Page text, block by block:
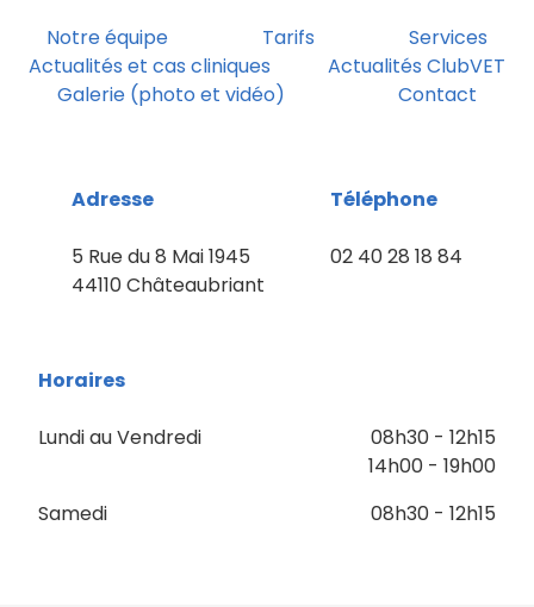
Notre équipe Tarifs
Services
Actualités et cas cliniques
Actualités ClubVET
Galerie (photo et vidéo)
Contact
Adresse
5 Rue du 8 Mai 1945
44110 Châteaubriant
Téléphone
02 40 28 18 84
Horaires
Lundi au Vendredi
08h30 - 12h15
14h00 - 19h00
Samedi
08h30 - 12h15